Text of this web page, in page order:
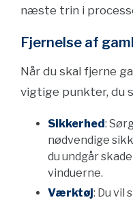
næste trin i
Fjernelse af
Når du skal fjerne
vigtige punkter, du
Sikkerhed:
nødvendige
du undgår
vinduerne.
Værktøj: Du vil